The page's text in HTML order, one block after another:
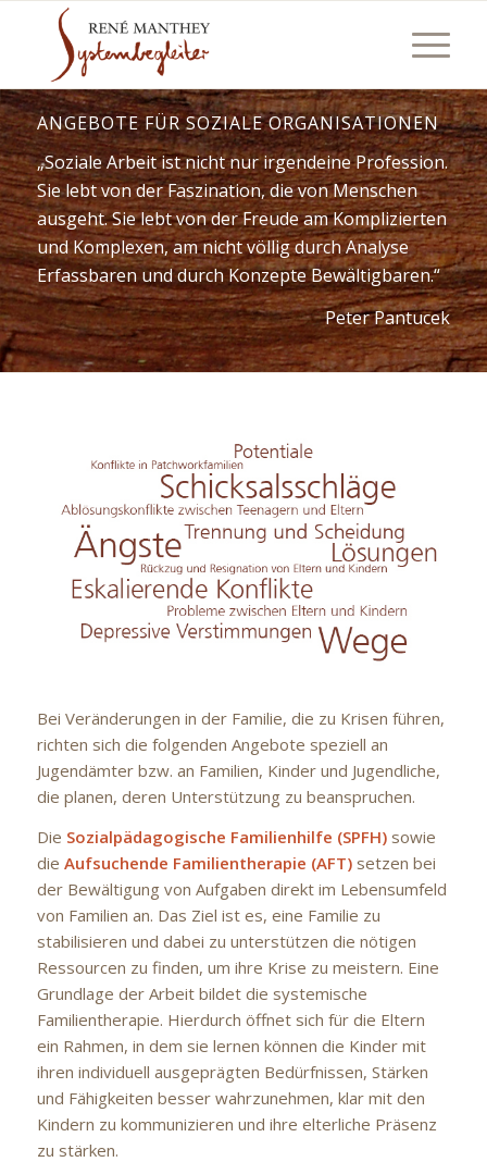
ANGEBOTE FÜR SOZIALE ORGANISATIONEN
„Soziale Arbeit ist nicht nur irgendeine Profession.
Sie lebt von der Faszination, die von Menschen
ausgeht. Sie lebt von der Freude am Komplizierten
und Komplexen, am nicht völlig durch Analyse
Erfassbaren und durch Konzepte Bewältigbaren.“
Peter Pantucek
Bei Veränderungen in der Familie, die zu Krisen führen,
richten sich die folgenden Angebote speziell an
Jugendämter bzw. an Familien, Kinder und Jugendliche,
die planen, deren Unterstützung zu beanspruchen.
Die Sozialpädagogische Familienhilfe (SPFH)sowie
die Aufsuchende Familientherapie (AFT)setzen bei
der Bewältigung von Aufgaben direkt im Lebensumfeld
von Familien an. Das Ziel ist es, eine Familie zu
stabilisieren und dabei zu unterstützen die nötigen
Ressourcen zu finden, um ihre Krise zu meistern. Eine
Grundlage der Arbeit bildet die systemische
Familientherapie. Hierdurch öffnet sich für die Eltern
ein Rahmen, in dem sie lernen können die Kinder mit
ihren individuell ausgeprägten Bedürfnissen, Stärken
und Fähigkeiten besser wahrzunehmen, klar mit den
Kindern zu kommunizieren und ihre elterliche Präsenz
zu stärken.